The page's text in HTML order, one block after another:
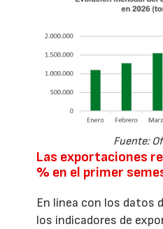
Fuente:
Las exportaciones
% en el primer
En línea con los datos
los indicadores de